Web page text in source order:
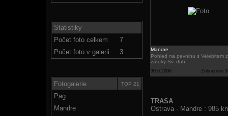
Statistiky
Počet foto celkem
7
Počet foto v galerii
3
Fotogalerie TOP 21
Pag
Mandre
Mandre
Pohled na pevninu s Velebitem
zátoky Sv. duh
30.6.2006 Zobrazeno
TRASA
Ostrava - Mandre : 985